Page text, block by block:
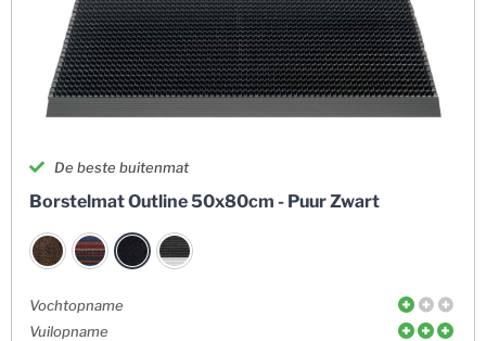
De beste buitenmat
Borstelmat Outline 50x80cm - Puur Zwart
Vochtopname
Vuilopname